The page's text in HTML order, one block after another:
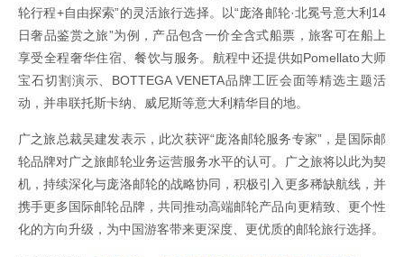
轮行程+自由探索”的灵活旅行选择。以“庞洛邮轮·北冕号意大利14
日奢品鉴赏之旅”为例，产品包含一价全含式船票，旅客可在船上
享受全程奢华住宿、餐饮与服务。航程中还提供如Pomellato大师
宝石切割演示、BOTTEGA VENETA品牌工匠会面等精选主题活
动，并串联托斯卡纳、威尼斯等意大利精华目的地。
广之旅总裁吴建发表示，此次获评“庞洛邮轮服务专家”，是国际邮
轮品牌对广之旅邮轮业务运营服务水平的认可。广之旅将以此为契
机，持续深化与庞洛邮轮的战略协同，积极引入更多稀缺航线，并
携手更多国际邮轮品牌，共同推动高端邮轮产品向更精致、更个性
化的方向升级，为中国游客带来更深度、更优质的邮轮旅行选择。